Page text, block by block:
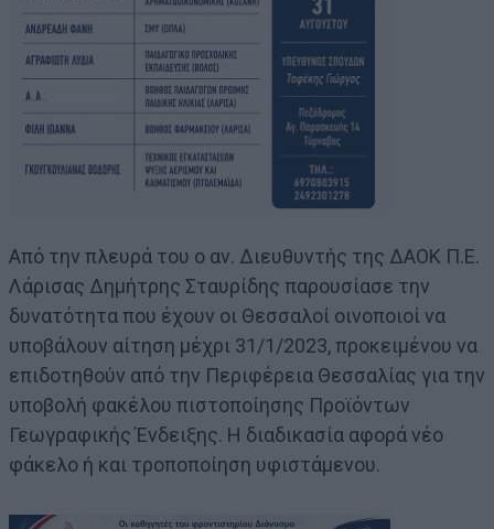
Από την πλευρά του ο αν. Διευθυντής της ΔΑΟΚ Π.Ε.
Λάρισας Δημήτρης Σταυρίδης παρουσίασε την
δυνατότητα που έχουν οι Θεσσαλοί οινοποιοί να
υποβάλουν αίτηση μέχρι 31/1/2023, προκειμένου να
επιδοτηθούν από την Περιφέρεια Θεσσαλίας για την
υποβολή φακέλου πιστοποίησης Προϊόντων
Γεωγραφικής Ένδειξης. Η διαδικασία αφορά νέο
φάκελο ή και τροποποίηση υφιστάμενου.